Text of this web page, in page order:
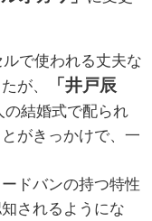
で使われる丈夫な
が、
「井戸辰
の結婚式で配られ
がきっかけで、一
ドバンの持つ特性
されるようにな